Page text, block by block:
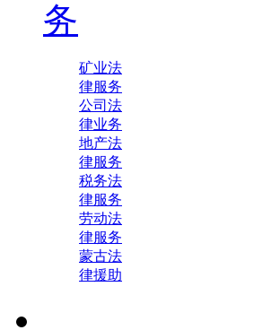
务
矿业法
律服务
公司法
律业务
地产法
律服务
税务法
律服务
劳动法
律服务
蒙古法
律援助